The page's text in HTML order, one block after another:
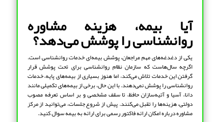
آیا بیمه، هزینه مشاوره
روانشناسی را پوشش می‌دهد؟
یکی از دغدغه‌های مهم مراجعان، پوشش بیمه‌ای خدمات روانشناسی است.
اگرچه سال‌هاست که سازمان نظام روانشناسی برای تحت پوشش قرار
گرفتن این خدمات تلاش می‌کند، اما هنوز بسیاری از بیمه‌های پایه، خدمات
روانشناسی را پوشش نمی‌دهند. با این حال، برخی از بیمه‌های تکمیلی مانند
دانا، آسیا و آتیه‌سازان حافظ، تا سقف مشخصی و بر اساس تعرفه مصوب
دولتی، هزینه‌ها را تقبل می‌کنند. پیش از شروع جلسات، می‌توانید از مرکز
مشاوره درباره امکان ارائه فاکتور رسمی برای ارائه به بیمه سوال کنید.